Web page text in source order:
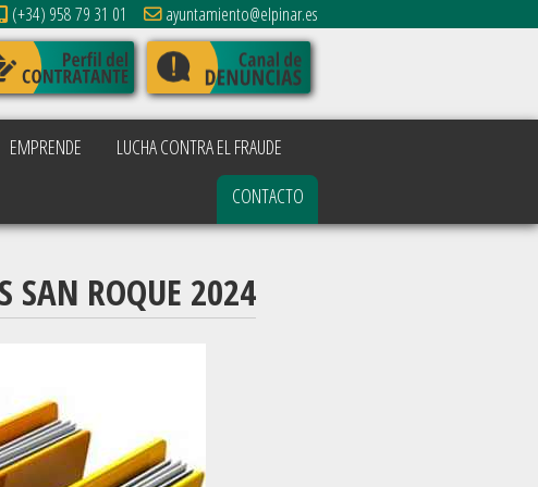
(+34) 958 79 31 01 ayuntamiento@elpinar.es
EMPRENDE
LUCHA CONTRA EL FRAUDE
CONTACTO
SAN ROQUE 2024